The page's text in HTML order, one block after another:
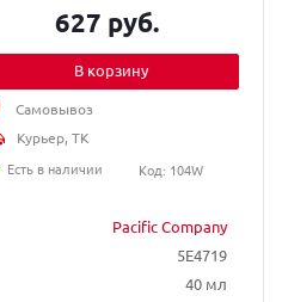
Pacific Company
5E4719
40 мл
627 руб.
В корзину
Самовывоз
Курьер, ТК
Есть в наличии
Код: 104W